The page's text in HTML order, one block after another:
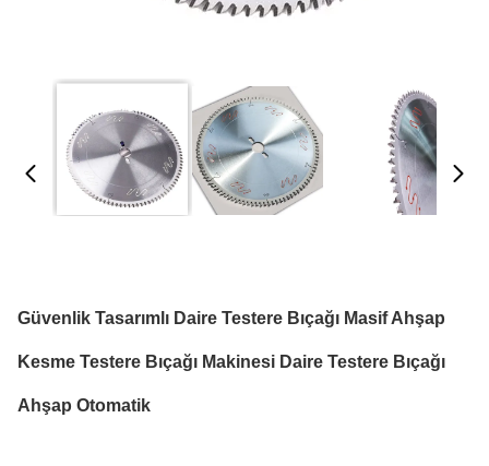
Güvenlik Tasarımlı Daire Testere Bıçağı Masif Ahşap
Kesme Testere Bıçağı Makinesi Daire Testere Bıçağı
Ahşap Otomatik